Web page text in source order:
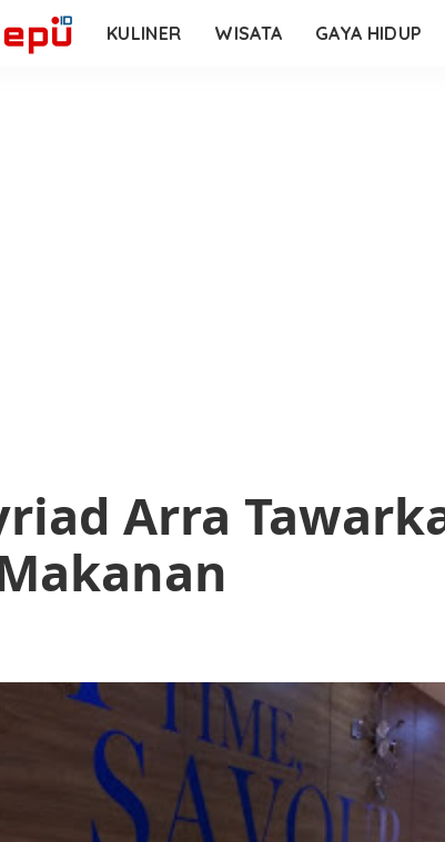
KULINER WISATA GAYA HIDUP
Arra